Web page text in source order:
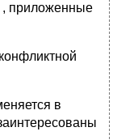
, приложенные
в